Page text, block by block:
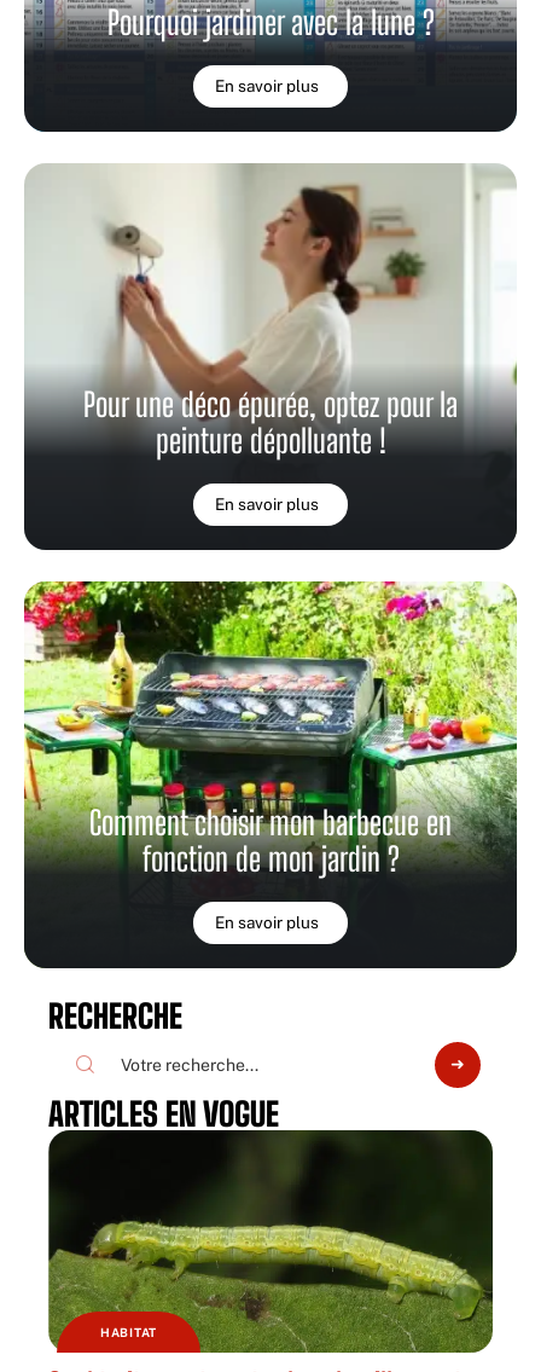
Pourquoi jardiner avec la lune ?
En savoir plus
Pour une déco épurée, optez pour la
peinture dépolluante !
En savoir plus
Comment choisir mon barbecue en
fonction de mon jardin ?
En savoir plus
RECHERCHE
ARTICLES EN VOGUE
HABITAT